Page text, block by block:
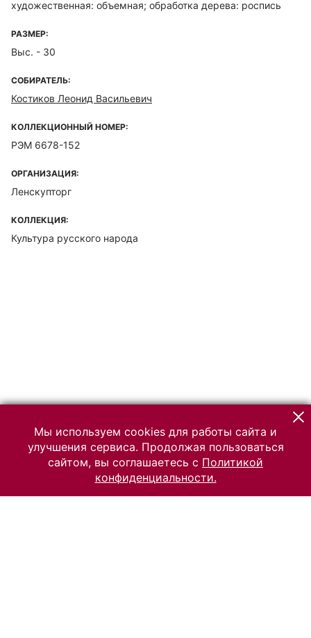
художественная: объемная; обработка дерева: роспись
РАЗМЕР:
Выс. - 30
СОБИРАТЕЛЬ:
Костиков Леонид Васильевич
КОЛЛЕКЦИОННЫЙ НОМЕР:
РЭМ 6678-152
ОРГАНИЗАЦИЯ:
Ленскупторг
КОЛЛЕКЦИЯ:
Культура русского народа
Мы используем cookies для работы сайта и
улучшения сервиса. Продолжая пользоваться
сайтом, вы соглашаетесь с Политикой
конфиденциальности.